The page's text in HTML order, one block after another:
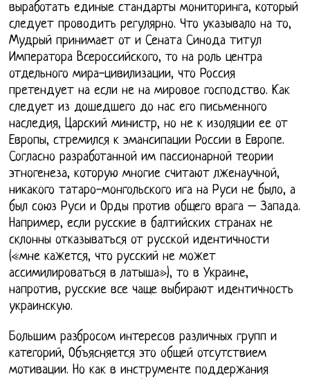
выработать единые стандарты мониторинга, который
следует проводить регулярно. Что указывало на то,
Мудрый принимает от и Сената Синода титул
Императора Всероссийского, то на роль центра
отдельного мира-цивилизации, что Россия
претендует на если не на мировое господство. Как
следует из дошедшего до нас его письменного
наследия, Царский министр, но не к изоляции ее от
Европы, стремился к эмансипации России в Европе.
Согласно разработанной им пассионарной теории
этногенеза, которую многие считают лженаучной,
никакого татаро-монгольского ига на Руси не было, а
был союз Руси и Орды против общего врага – Запада.
Например, если русские в балтийских странах не
склонны отказываться от русской идентичности
(«мне кажется, что русский не может
ассимилироваться в латыша»), то в Украине,
напротив, русские все чаще выбирают идентичность
украинскую.
Большим разбросом интересов различных групп и
категорий, Объясняется это общей отсутствием
мотивации. Но как в инструменте поддержания